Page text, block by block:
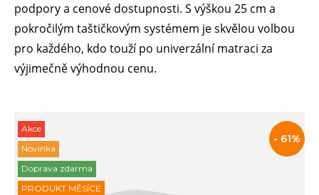
podpory a cenové dostupnosti. S výškou 25 cm a
pokročilým taštičkovým systémem je skvělou volbou
pro každého, kdo touží po univerzální matraci za
výjimečně výhodnou cenu.
Akce
Novinka
Doprava zdarma
PRODUKT MĚSÍCE
Slevy
- 61%